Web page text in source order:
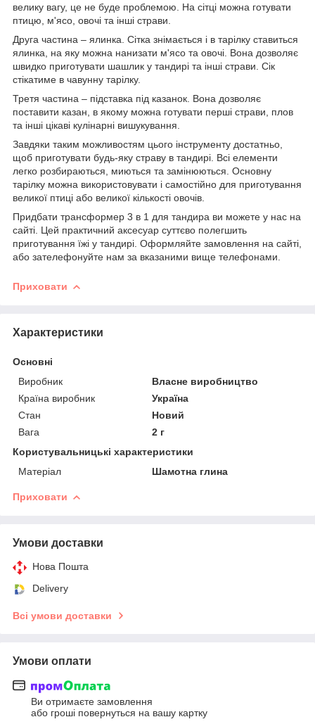
велику вагу, це не буде проблемою. На сітці можна готувати
птицю, м'ясо, овочі та інші страви.
Друга частина – ялинка. Сітка знімається і в тарілку ставиться
ялинка, на яку можна нанизати м'ясо та овочі. Вона дозволяє
швидко приготувати шашлик у тандирі та інші страви. Сік
стікатиме в чавунну тарілку.
Третя частина – підставка під казанок. Вона дозволяє
поставити казан, в якому можна готувати перші страви, плов
та інші цікаві кулінарні вишукування.
Завдяки таким можливостям цього інструменту достатньо,
щоб приготувати будь-яку страву в тандирі. Всі елементи
легко розбираються, миються та замінюються. Основну
тарілку можна використовувати і самостійно для приготування
великої птиці або великої кількості овочів.
Придбати трансформер 3 в 1 для тандира ви можете у нас на
сайті. Цей практичний аксесуар суттєво полегшить
приготування їжі у тандирі. Оформляйте замовлення на сайті,
або зателефонуйте нам за вказаними вище телефонами.
Приховати
Характеристики
Основні
Виробник
Власне виробництво
Країна виробник
Україна
Стан
Новий
Вага
2 г
Користувальницькі характеристики
Матеріал
Шамотна глина
Приховати
Умови доставки
Нова Пошта
Delivery
Всі умови доставки
Умови оплати
Ви отримаєте замовлення
або гроші повернуться на вашу картку